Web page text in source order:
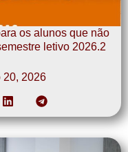
os alunos que não
letivo 2026.2
20, 2026